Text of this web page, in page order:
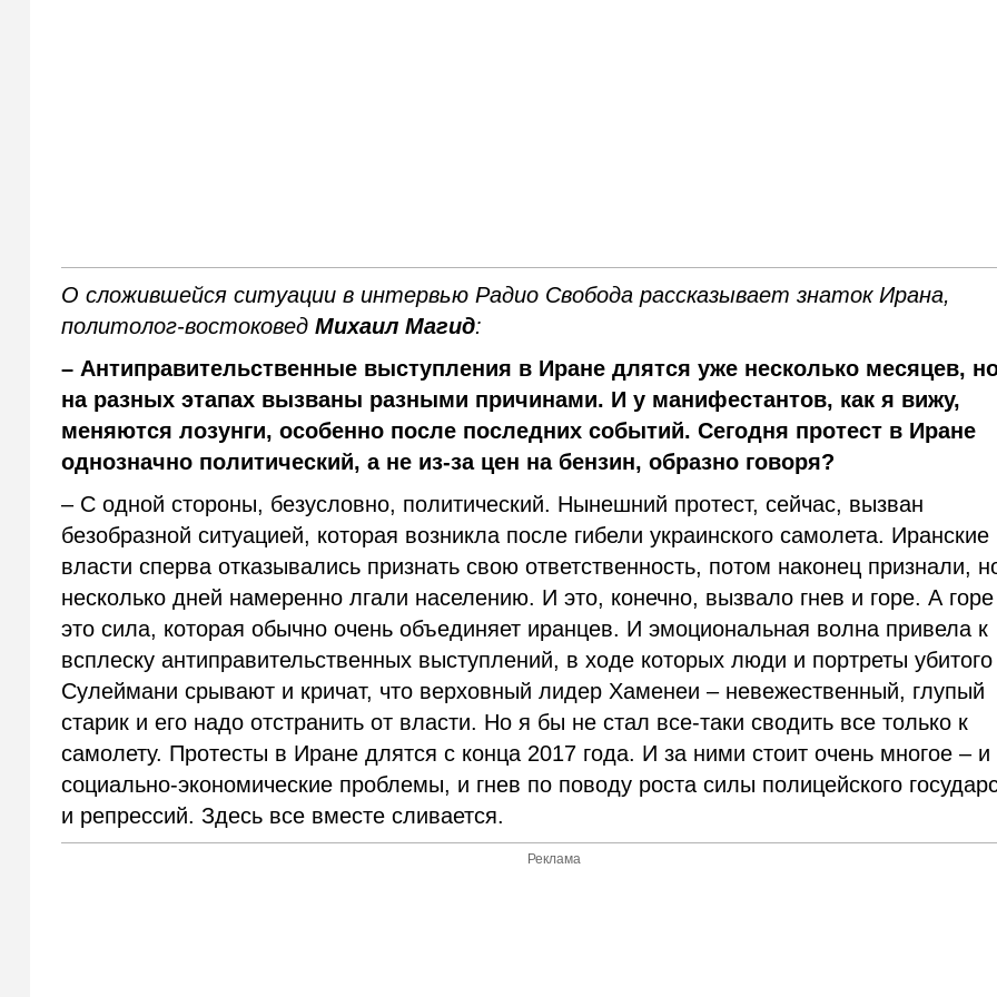
О сложившейся ситуации в интервью Радио Свобода рассказывает знаток Ирана,
политолог-востоковедМихаил Магид:
– Антиправительственные выступления в Иране длятся уже несколько месяцев,
на разных этапах вызваны разными причинами. И у манифестантов, как я вижу,
меняются лозунги, особенно после последних событий. Сегодня протест в Иране
однозначно политический, а не из-за цен на бензин, образно говоря?
– С одной стороны, безусловно, политический. Нынешний протест, сейчас, вызван
безобразной ситуацией, которая возникла после гибели украинского самолета. Иранские
власти сперва отказывались признать свою ответственность, потом наконец признали,
несколько дней намеренно лгали населению. И это, конечно, вызвало гнев и горе. А
это сила, которая обычно очень объединяет иранцев. И эмоциональная волна привела к
всплеску антиправительственных выступлений, в ходе которых люди и портреты убитого
Сулеймани срывают и кричат, что верховный лидер Хаменеи – невежественный, глупый
старик и его надо отстранить от власти. Но я бы не стал все-таки сводить все только к
самолету. Протесты в Иране длятся с конца 2017 года. И за ними стоит очень многое – и
социально-экономические проблемы, и гнев по поводу роста силы полицейского
и репрессий. Здесь все вместе сливается.
Реклама